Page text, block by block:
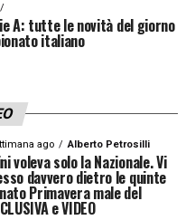
A: tutte le novità del giorno
italiano
ago Alberto Petrosilli
voleva solo la Nazionale. Vi
davvero dietro le quinte
Primavera male del
e VIDEO